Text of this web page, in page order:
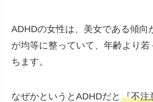
ADHDの女性は、美女である傾向
が均等に整っていて、年齢より若
ちます。
なぜかというとADHDだと『不注